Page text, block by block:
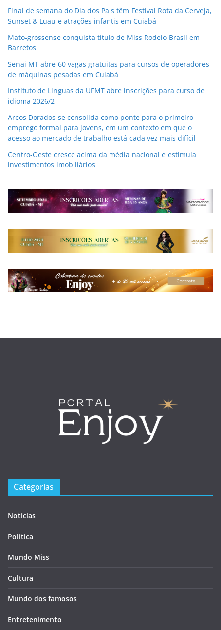
Final de semana do Dia dos Pais têm Festival Rota da Cerveja,
Sunset & Luau e atrações infantis em Cuiabá
Mato-grossense conquista título de Miss Rodeio Brasil em
Barretos
Senai MT abre 60 vagas gratuitas para cursos de operadores
de máquinas pesadas em Cuiabá
Instituto de Linguas da UFMT abre inscrições para curso de
idioma 2026/2
Arcos Dorados se consolida como ponte para o primeiro
emprego formal para jovens, em um contexto em que o
acesso ao mercado de trabalho está cada vez mais difícil
Centro-Oeste cresce acima da média nacional e estimula
investimentos imobiliários
Categorias
Notícias
Política
Mundo Miss
Cultura
Mundo dos famosos
Entretenimento